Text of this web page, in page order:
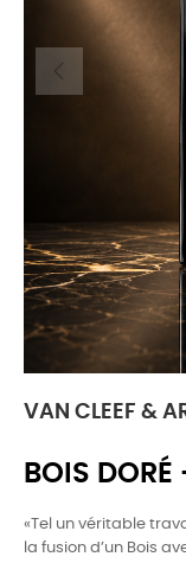
VAN CLEEF &
BOIS
«Tel un véritable
la fusion d’un Bois